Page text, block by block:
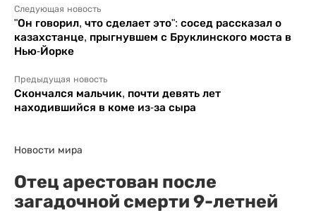
Следующая новость
"Он говорил, что сделает это": сосед рассказал о
казахстанце, прыгнувшем с Бруклинского моста в
Нью-Йорке
Предыдущая новость
Скончался мальчик, почти девять лет
находившийся в коме из-за сыра
Новости мира
Отец арестован после
загадочной смерти 9-летней